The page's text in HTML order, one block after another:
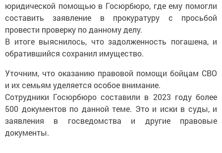
юридической помощью в Госюрбюро, где ему помогли
составить заявление в прокуратуру с просьбой
провести проверку по данному делу.
В итоге выяснилось, что задолженность погашена, и
обратившийся сохранил имущество.
Уточним, что оказанию правовой помощи бойцам СВО
и их семьям уделяется особое внимание.
Сотрудники Госюрбюро составили в 2023 году более
500 документов по данной теме. Это и иски в суды, и
заявления в госведомства и другие правовые
документы.